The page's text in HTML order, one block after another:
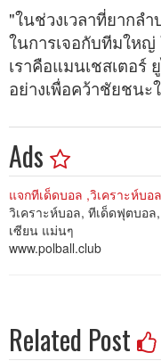
"ในช่วงเวลาที่ยากลำ
ในการเจอกับทีมให
เราคือแมนเชสเตอร์
อย่างเพื่อคว้าชัยชนะ
Ads
แจกทีเด็ดบอล ,วิเคราะห์บ
วิเคราะห์บอล, ทีเด็ดฟุตบอ
เซียน แม่นๆ
www.polball.club
Related Post